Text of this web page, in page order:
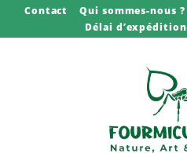
Contact Qui sommes-nous ?
Délai d’expédition